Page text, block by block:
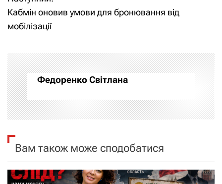
і
а
ц
і
а
Кабмін оновив умови для бронювання від
мобілізації
Федоренко Світлана
Вам також може сподобатися